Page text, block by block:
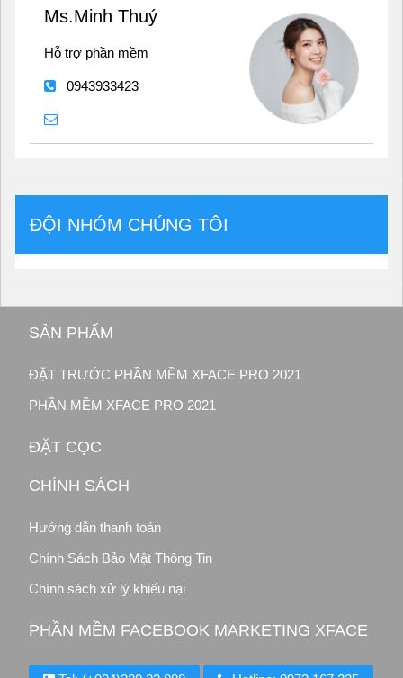
Ms.Minh Thuý
Hỗ trợ phần mềm
0943933423
ĐỘI NHÓM CHÚNG TÔI
SẢN PHẨM
ĐẶT TRƯỚC PHẦN MỀM XFACE PRO 2021
PHẦN MỀM XFACE PRO 2021
ĐẶT CỌC
CHÍNH SÁCH
Hướng dẫn thanh toán
Chính Sách Bảo Mật Thông Tin
Chính sách xử lý khiếu nại
PHẦN MỀM FACEBOOK MARKETING XFACE